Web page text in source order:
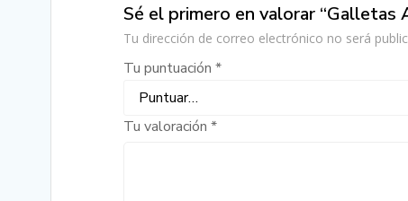
Sé el primero en valorar “Galletas
Tu dirección de correo electrónico no será
Tu puntuación *
Tu valoración *